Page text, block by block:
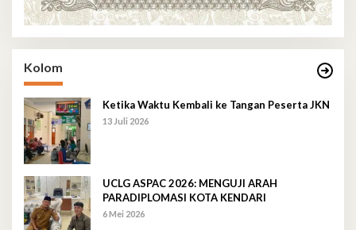
Kolom
Ketika Waktu Kembali ke Tangan Peserta JKN
13 Juli 2026
UCLG ASPAC 2026: MENGUJI ARAH
PARADIPLOMASI KOTA KENDARI
6 Mei 2026